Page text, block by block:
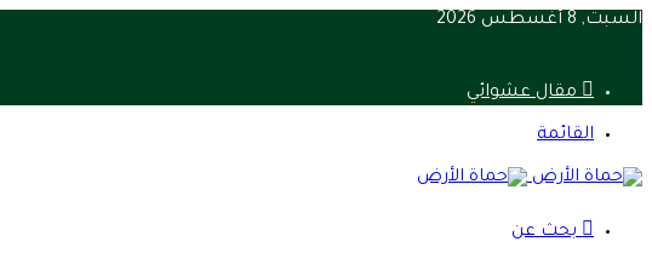
السبت, 8 أغسطس 2026
مقال عشوائي
القائمة
بحث عن